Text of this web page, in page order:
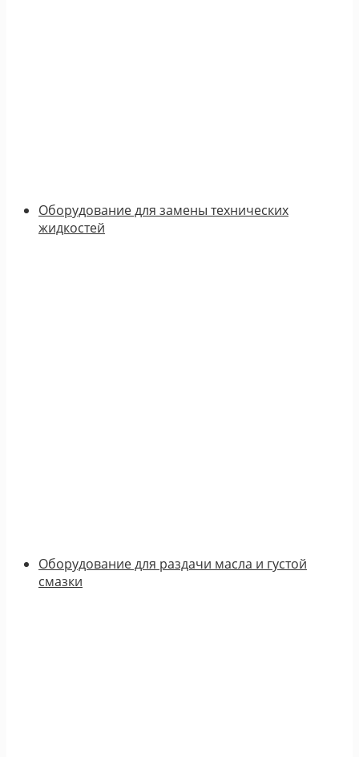
Оборудование для замены технических
жидкостей
Оборудование для раздачи масла и густой
смазки